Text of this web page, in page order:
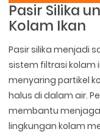
Pasir Silika
Kolam Ikan
Pasir silika menjadi
sistem filtrasi kolam
menyaring partikel
halus di dalam air.
membantu
lingkungan kolam